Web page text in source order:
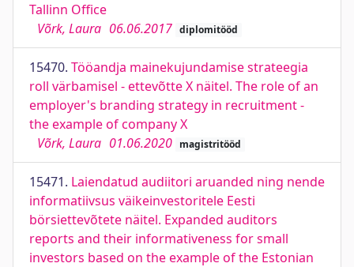
Tallinn Office
Võrk, Laura 06.06.2017 diplomitööd
15470. Tööandja mainekujundamise strateegia
roll värbamisel - ettevõtte X näitel. The role of an
employer's branding strategy in recruitment -
the example of company X
Võrk, Laura 01.06.2020 magistritööd
15471. Laiendatud audiitori aruanded ning nende
informatiivsus väikeinvestoritele Eesti
börsiettevõtete näitel. Expanded auditors
reports and their informativeness for small
investors based on the example of the Estonian